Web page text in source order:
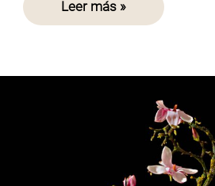
Leer más »